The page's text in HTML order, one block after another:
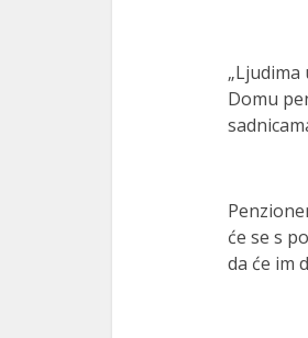
Domu
će se s
da će im